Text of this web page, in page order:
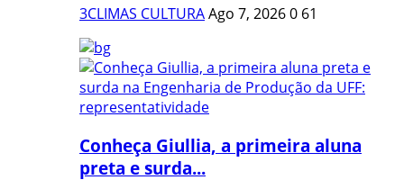
3CLIMAS CULTURAAgo 7, 20260 61
Conheça Giullia, a primeira aluna
preta e surda...